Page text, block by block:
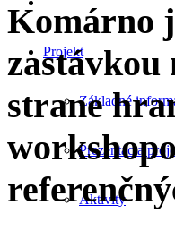
Projekt
Základné
Prezentácia
Aktivity
Komárno
zastávkou
strane